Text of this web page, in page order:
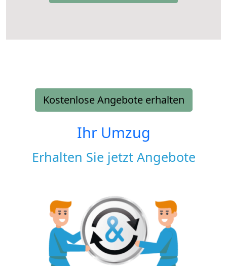
Kostenlose Angebote erhalten
Ihr Umzug
Erhalten Sie jetzt Angebote